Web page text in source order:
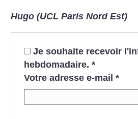
Hugo (UCL Paris Nord Est)
Je souhaite recevoir
hebdomadaire. *
Votre adresse e-mail *